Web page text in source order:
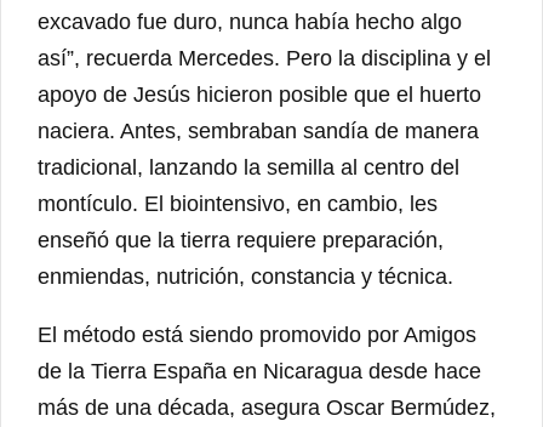
excavado fue duro, nunca había hecho algo
así”, recuerda Mercedes. Pero la disciplina y el
apoyo de Jesús hicieron posible que el huerto
naciera. Antes, sembraban sandía de manera
tradicional, lanzando la semilla al centro del
montículo. El biointensivo, en cambio, les
enseñó que la tierra requiere preparación,
enmiendas, nutrición, constancia y técnica.
El método está siendo promovido por Amigos
de la Tierra España en Nicaragua desde hace
más de una década, asegura Oscar Bermúdez,